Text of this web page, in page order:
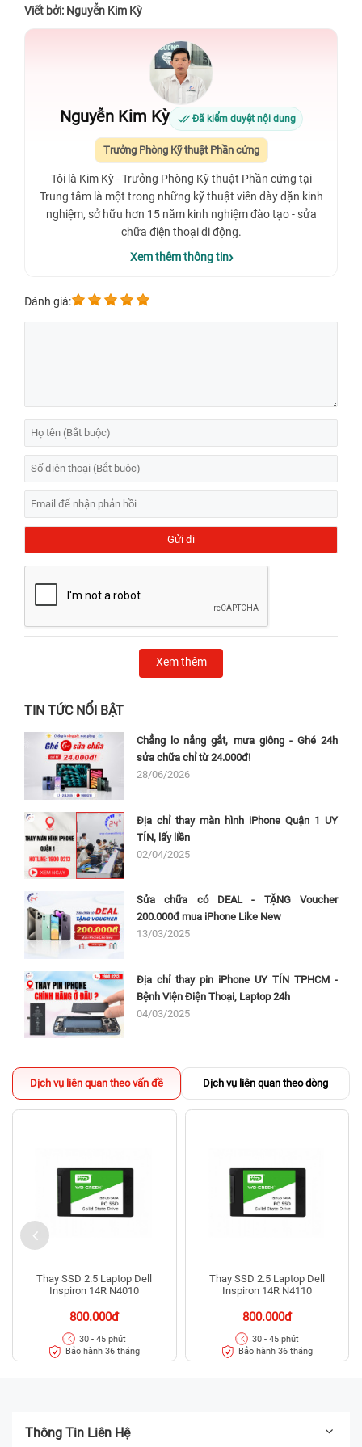
Viết bởi: Nguyễn Kim Kỳ
Nguyễn Kim Kỳ Đã kiểm duyệt nội dung
Trưởng Phòng Kỹ thuật Phần cứng
Tôi là Kim Kỳ - Trưởng Phòng Kỹ thuật Phần cứng tại
Trung tâm là một trong những kỹ thuật viên dày dặn kinh
nghiệm, sở hữu hơn 15 năm kinh nghiệm đào tạo - sửa
chữa điện thoại di động.
Xem thêm thông tin
Đánh giá:
Xem thêm
TIN TỨC NỔI BẬT
Chẳng lo nắng gắt, mưa giông - Ghé 24h
sửa chữa chỉ từ 24.000đ!
28/06/2026
Địa chỉ thay màn hình iPhone Quận 1 UY
TÍN, lấy liền
02/04/2025
Sửa chữa có DEAL - TẶNG Voucher
200.000đ mua iPhone Like New
13/03/2025
Địa chỉ thay pin iPhone UY TÍN TPHCM -
Bệnh Viện Điện Thoại, Laptop 24h
04/03/2025
Dịch vụ liên quan theo vấn đề Dịch vụ liên quan theo dòng
Thay SSD 2.5 Laptop Dell
Inspiron 14R N4010
800.000đ
30 - 45 phút
Bảo hành 36 tháng
Thay SSD 2.5 Laptop Dell
Inspiron 14R N4110
800.000đ
30 - 45 phút
Bảo hành 36 tháng
Thông Tin Liên Hệ